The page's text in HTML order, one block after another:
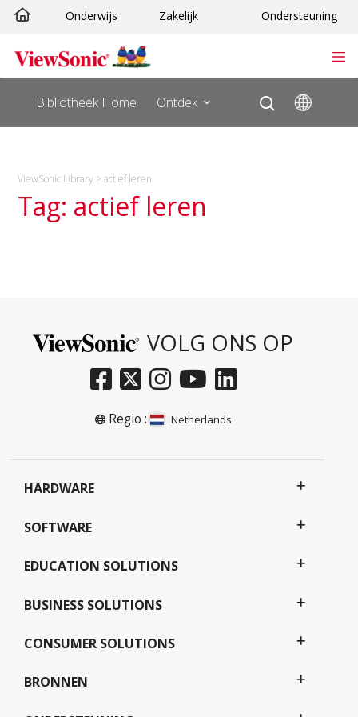
Ga
de
inhoud
Onderwijs Zakelijk Ondersteuning
Bibliotheek Home Ontdek
ViewSonic Library >actief leren
Tag: actief leren
VOLG ONS OP
Regio : Netherlands
HARDWARE
SOFTWARE
EDUCATION SOLUTIONS
BUSINESS SOLUTIONS
CONSUMER SOLUTIONS
BRONNEN